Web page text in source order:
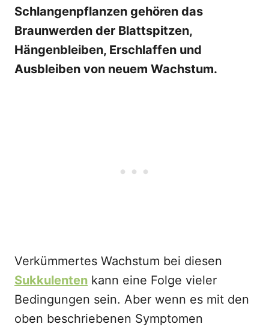
Schlangenpflanzen gehören das
Braunwerden der Blattspitzen,
Hängenbleiben, Erschlaffen und
Ausbleiben von neuem Wachstum.
Verkümmertes Wachstum bei diesen
Sukkulenten kann eine Folge vieler
Bedingungen sein. Aber wenn es mit den
oben beschriebenen Symptomen